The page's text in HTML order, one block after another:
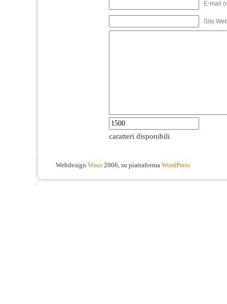
E-mail
Sito
caratteri disponibili
Webdesign Visus 2006, su piattaforma WordPress